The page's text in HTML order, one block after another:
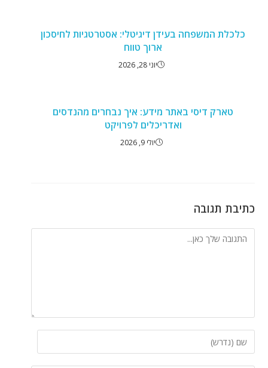
כלכלת המשפחה בעידן דיגיטלי: אסטרטגיות לחיסכון
ארוך טווח
יוני 28, 2026
טארק דיסי באתר מידע: איך נבחרים מהנדסים
ואדריכלים לפרויקט
יולי 9, 2026
כתיבת תגובה